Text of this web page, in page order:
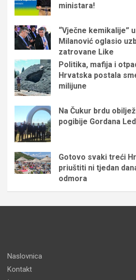
ministara!
“Vječne kemikalije”
Milanović oglasio
zatrovane Like
Politika, mafija i
Hrvatska postala
milijune
Na Čukur brdu
pogibije Gordana
Gotovo svaki treći
priuštiti ni tjedan
odmora
Naslovnica
Kontakt